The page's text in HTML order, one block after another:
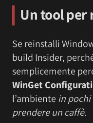
Un tool
Se reinstalli
build Insider,
semplicemente
WinGet
l’ambiente in
prendere un caffè.